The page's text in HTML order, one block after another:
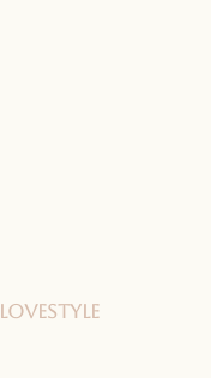
Lovestyle